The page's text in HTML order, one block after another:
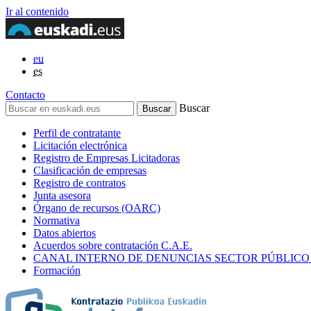
Ir al contenido
eu
es
Contacto
Buscar
Perfil de contratante
Licitación electrónica
Registro de Empresas Licitadoras
Clasificación de empresas
Registro de contratos
Junta asesora
Órgano de recursos (OARC)
Normativa
Datos abiertos
Acuerdos sobre contratación C.A.E.
CANAL INTERNO DE DENUNCIAS SECTOR
Formación